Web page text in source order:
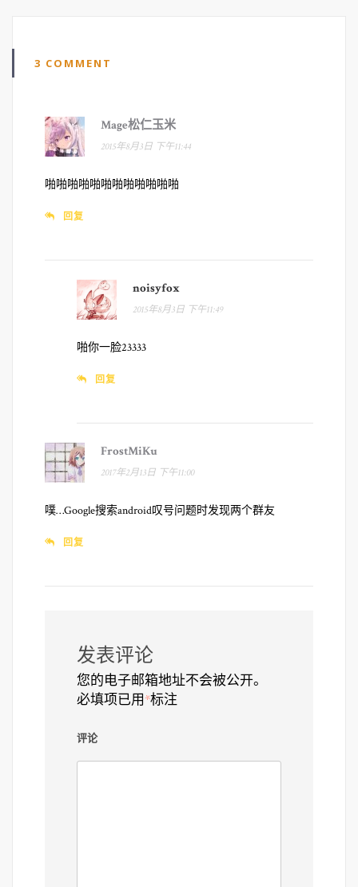
3 COMMENT
Mage松仁玉米
2015年8月3日 下午11:44
啪啪啪啪啪啪啪啪啪啪啪啪
回复
noisyfox
2015年8月3日 下午11:49
啪你一脸23333
回复
FrostMiKu
2017年2月13日 下午11:00
噗…Google搜索android叹号问题时发现两个群友
回复
发表评论
您的电子邮箱地址不会被公开。
必填项已用*标注
评论